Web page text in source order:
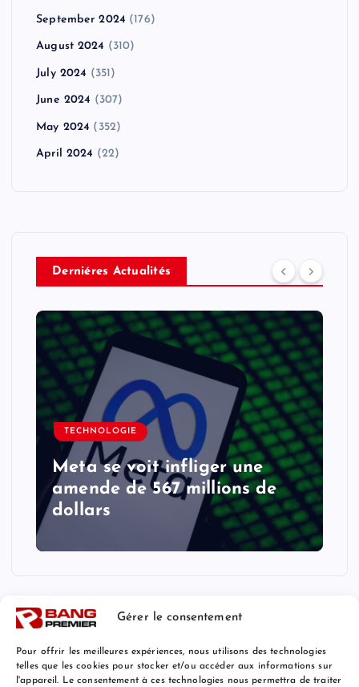
Gérer le consentement
Pour offrir les meilleures expériences, nous utilisons des technologies
telles que les cookies pour stocker et/ou accéder aux informations sur
l'appareil. Le consentement à ces technologies nous permettra de traiter
September 2024 (176)
August 2024 (310)
July 2024 (351)
June 2024 (307)
May 2024 (352)
April 2024 (22)
Derniéres Actualités
TECHNOLOGIE
Meta se voit infliger une
amende de 567 millions de
dollars
Mentions Légales